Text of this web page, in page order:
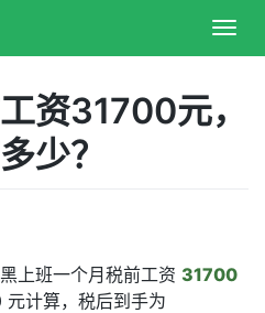
资31700元，
少？
上班一个月税前工资 31700
计算，税后到手为